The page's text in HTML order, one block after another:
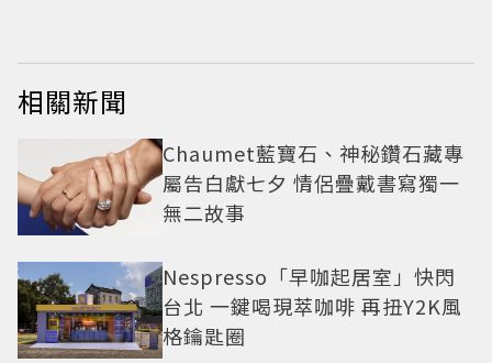
相關新聞
Chaumet藍寶石、神秘鑽石藏專
屬告白獻七夕 情侶疊戴書寫獨一
無二故事
Nespresso「早咖起居室」快閃
台北 一鍵喝現萃咖啡 再扭Y2K風
格鑰匙圈